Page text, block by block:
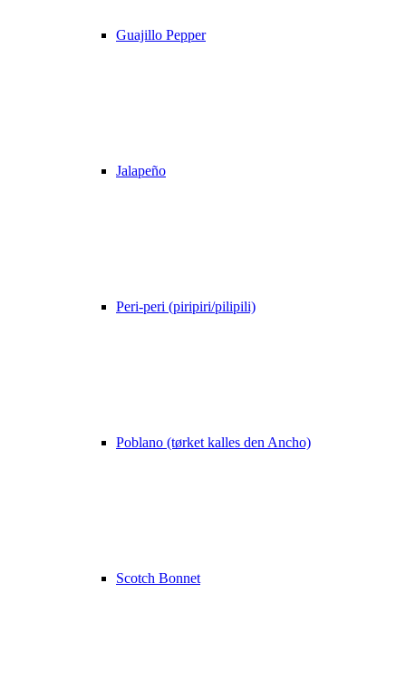
Guajillo Pepper
Jalapeño
Peri-peri (piripiri/pilipili)
Poblano (tørket kalles den Ancho)
Scotch Bonnet